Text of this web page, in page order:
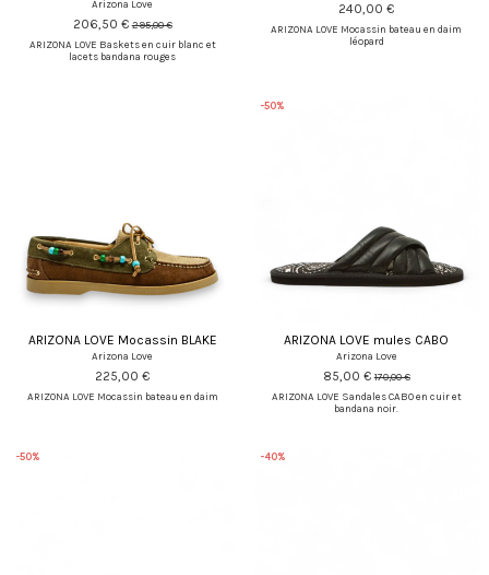
Arizona Love
206,50 €295,00 €
ARIZONA LOVE Baskets en cuir blanc et
lacets bandana rouges
240,00 €
ARIZONA LOVE Mocassin bateau en daim
léopard
ARIZONA LOVE Mocassin BLAKE
Arizona Love
225,00 €
ARIZONA LOVE Mocassin bateau en daim
-50%
ARIZONA LOVE mules CABO
Arizona Love
85,00 €170,00 €
ARIZONA LOVE Sandales CABO en cuir et
bandana noir.
-50% -40%